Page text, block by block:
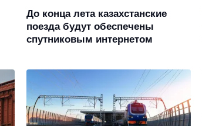
До конца лета казахстанские
поезда будут обеспечены
спутниковым интернетом